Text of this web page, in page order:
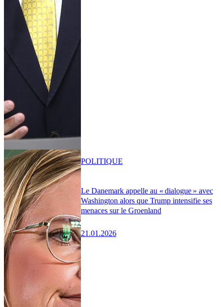
Le Danemark appelle au « dialogue » avec
Washington alors que Trump intensifie ses
menaces sur le Groenland
21.01.2026
POLITIQUE